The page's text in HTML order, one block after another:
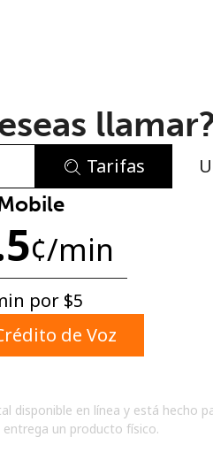
se ha creado una contraseña
una minúscula
Tarifas
¢/min
por ⁦$5⁩
de Voz
disponible en línea y está hecho
un producto físico.